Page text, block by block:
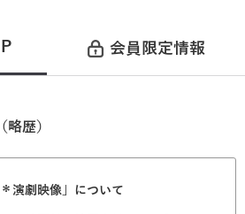
会員限定情報
歴）
演劇映像」について